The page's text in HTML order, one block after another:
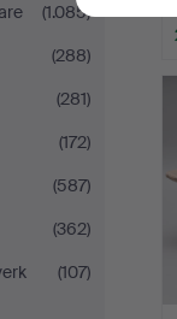
(1.085)
(288)
(281)
(172)
(587)
(362)
(107)